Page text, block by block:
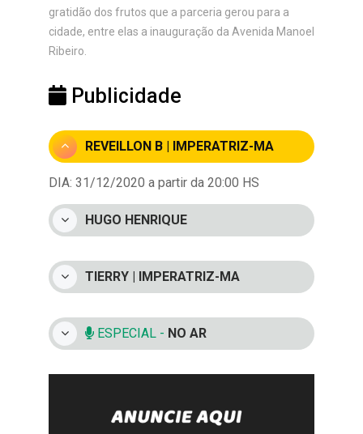
gratidão dos frutos que a parceria gerou para a
cidade, entre elas a inauguração da Avenida Manoel
Ribeiro.
Publicidade
REVEILLON B | IMPERATRIZ-MA
DIA: 31/12/2020 a partir da 20:00 HS
HUGO HENRIQUE
TIERRY | IMPERATRIZ-MA
ESPECIAL - NO AR